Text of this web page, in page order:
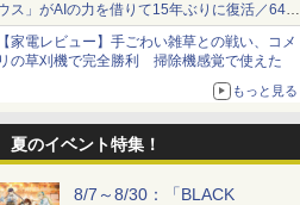
ス」がAIの力を借りて15年ぶりに復活／64bit
、Windows 10/11、「Chrome」も走り回
。復活記念で2026年末まで500円
家電レビュー】手ごわい雑草との戦い、コメ
の草刈機で完全勝利 掃除機感覚で使えた
もっと見る
夏のイベント特集！
8/7～8/30：「BLACK